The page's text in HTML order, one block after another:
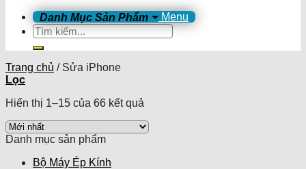
Menu
Tìm
kiếm:
Trang chủ /Sửa iPhone
Lọc
Hiển thị 1–15 của 66 kết quả
Danh mục sản phẩm
Bộ Máy Ép Kính